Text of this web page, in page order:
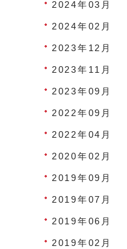
2024年03月
2024年02月
2023年12月
2023年11月
2023年09月
2022年09月
2022年04月
2020年02月
2019年09月
2019年07月
2019年06月
2019年02月